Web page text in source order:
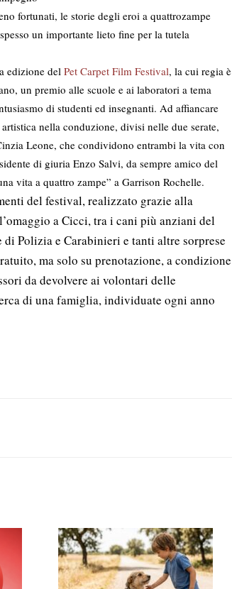
fortunati, le storie degli eroi a quattrozampe
un importante lieto fine per la tutela
edizione delPet Carpet Film Festival, la cui regia è
un premio alle scuole e ai laboratori a tema
di studenti ed insegnanti. Ad affiancare
nella conduzione, divisi nelle due serate,
Leone, che condividono entrambi la vita con
di giuria Enzo Salvi, da sempre amico del
vita a quattro zampe” a Garrison Rochelle.
del festival, realizzato grazie alla
a Cicci, tra i cani più anziani del
Polizia e Carabinieri e tanti altre sorprese
ma solo su prenotazione, a condizione
da devolvere ai volontari delle
di una famiglia, individuate ogni anno